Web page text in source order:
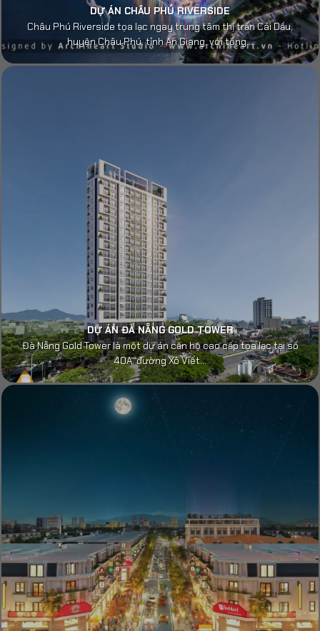
DỰ ÁN CHÂU PHÚ RIVERSIDE
Châu Phú Riverside tọa lạc ngay trung tâm thị trấn Cái Dầu,
huyện Châu Phú, tỉnh An Giang, với tổng...
DỰ ÁN ĐÀ NẴNG GOLD TOWER
Đà Nẵng Gold Tower là một dự án căn hộ cao cấp tọa lạc tại số
40A, đường Xô Viết...